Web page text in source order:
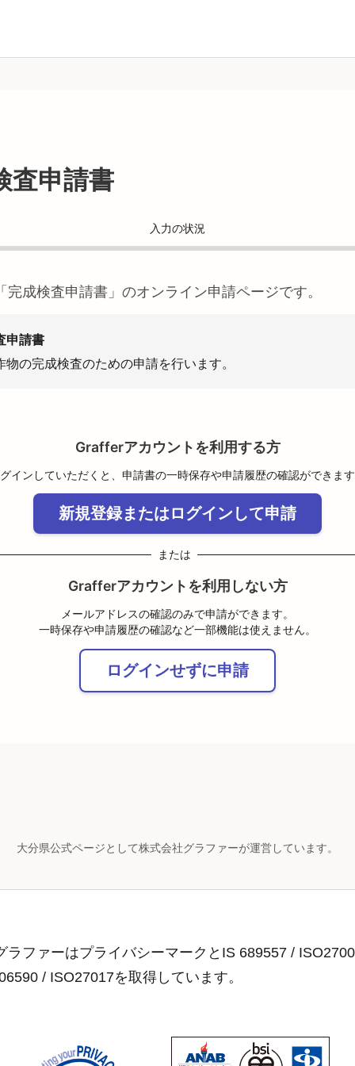
査申請書
入力の状況
完成検査申請書 」のオンライン申請ページです。
申請書
物の完成検査のための申請を行います。
Grafferアカウントを利用する方
インしていただくと、申請書の一時保存や申請履歴の確認ができま
新規登録またはログインして申請
または
Grafferアカウントを利用しない方
メールアドレスの確認のみで申請ができます。
一時保存や申請履歴の確認など一部機能は使えません。
ログインせずに申請
大分県公式ページとして株式会社グラファーが運営しています。
ラファーはプライバシーマークとIS 689557 /
/ ISO27017を取得しています。